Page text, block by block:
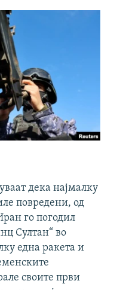
дека најмалку
повредени, од
го погодил
Султан“ во
една ракета и
своите први